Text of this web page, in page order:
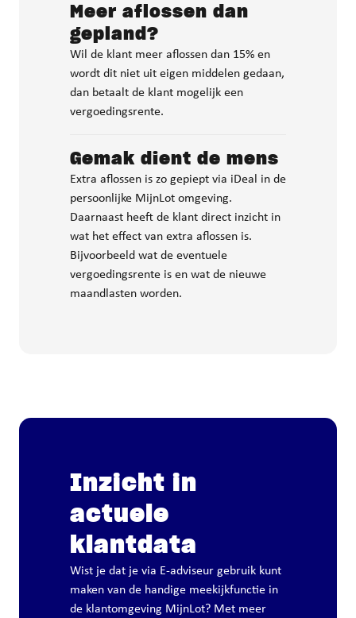
Meer aflossen dan
gepland?
Wil de klant meer aflossen dan 15% en
wordt dit niet uit eigen middelen gedaan,
dan betaalt de klant mogelijk een
vergoedingsrente.
Gemak dient de mens
Extra aflossen is zo gepiept via iDeal in de
persoonlijke MijnLot omgeving.
Daarnaast heeft de klant direct inzicht in
wat het effect van extra aflossen is.
Bijvoorbeeld wat de eventuele
vergoedingsrente is en wat de nieuwe
maandlasten worden.
Inzicht in
actuele
klantdata
Wist je dat je via E-adviseur gebruik kunt
maken van de handige meekijkfunctie in
de klantomgeving MijnLot? Met meer